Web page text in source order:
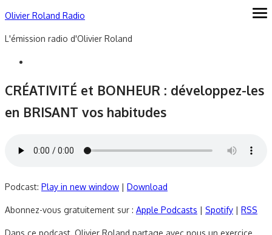
Skip
content
Olivier Roland Radio
L'émission radio d'Olivier Roland
CRÉATIVITÉ et BONHEUR : développez-les
en BRISANT vos habitudes
Podcast: Play in new window | Download
Abonnez-vous gratuitement sur : Apple Podcasts | Spotify | RSS
Dans ce podcast, Olivier Roland partage avec nous un exercice